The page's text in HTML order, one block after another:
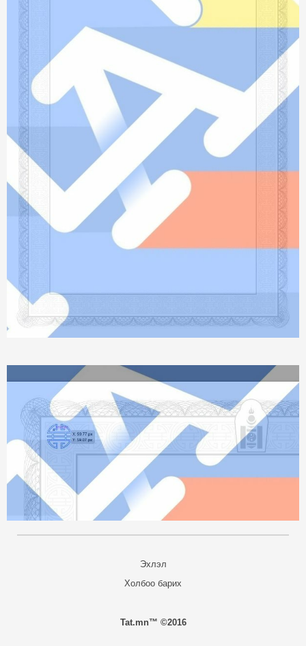
Эхлэл
Холбоо барих
Tat.mn™ ©2016